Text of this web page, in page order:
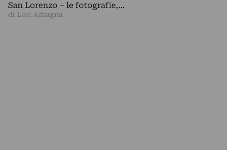
San Lorenzo – le fotografie,…
di Lori Adragna